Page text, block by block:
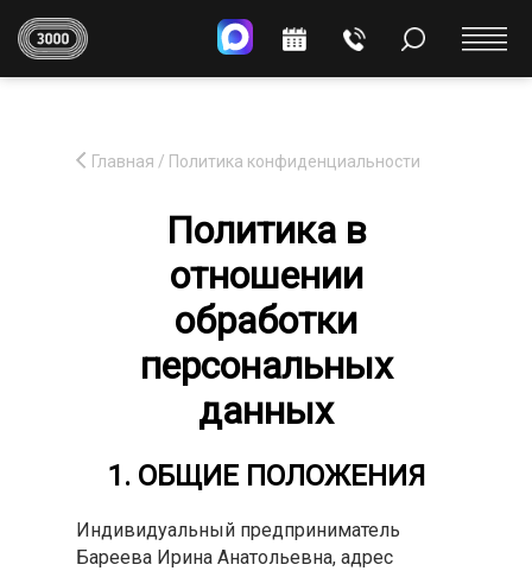
Главная / Политика конфиденциальности
Политика в
отношении
обработки
персональных
данных
1. ОБЩИЕ ПОЛОЖЕНИЯ
Индивидуальный предприниматель
Бареева Ирина Анатольевна, адрес